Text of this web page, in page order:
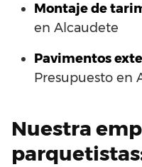
Montaje de
en Alcaudete
Pavimentos
Presupuesto en
Nuestra